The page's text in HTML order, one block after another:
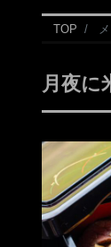
TOP
月夜に